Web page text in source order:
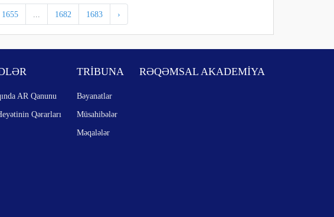
1655 1682 1683 ›
AR Qanunu
Qərarları
TRİBUNA
Bəyanatlar
Müsahibələr
Məqalələr
RƏQƏMSAL AKADEMİYA